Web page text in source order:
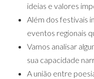
ideias e valores
Além dos festivais
eventos regionais
Vamos analisar
sua capacidade
A união entre